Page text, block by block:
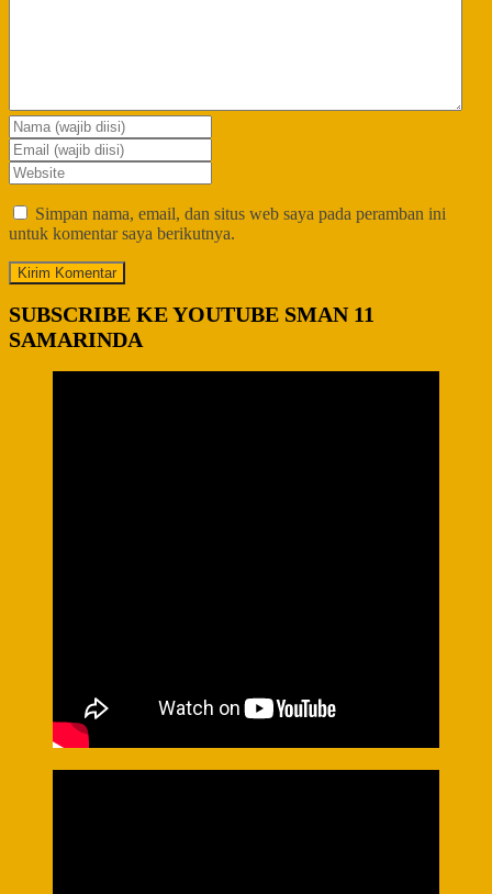
Simpan nama, email, dan situs web saya pada peramban ini
untuk komentar saya berikutnya.
SUBSCRIBE KE YOUTUBE SMAN 11
SAMARINDA